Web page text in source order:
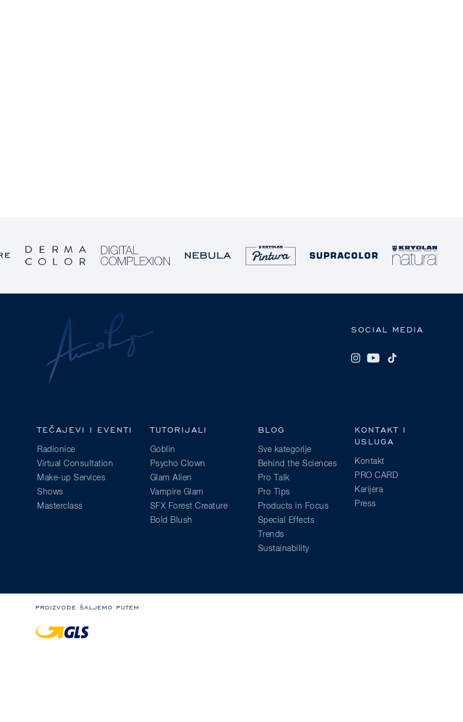
SOCIAL MEDIA
TEČAJEVI I EVENTI
Radionice
Virtual Consultation
Make-up Services
Shows
Masterclass
TUTORIJALI
Goblin
Psycho Clown
Glam Alien
Vampire Glam
SFX Forest Creature
Bold Blush
BLOG
Sve kategorije
Behind the Sciences
Pro Talk
Pro Tips
Products in Focus
Special Effects
Trends
Sustainability
KONTAKT I
USLUGA
Kontakt
PRO CARD
Karijera
Press
PROIZVODE ŠALJEMO PUTEM: